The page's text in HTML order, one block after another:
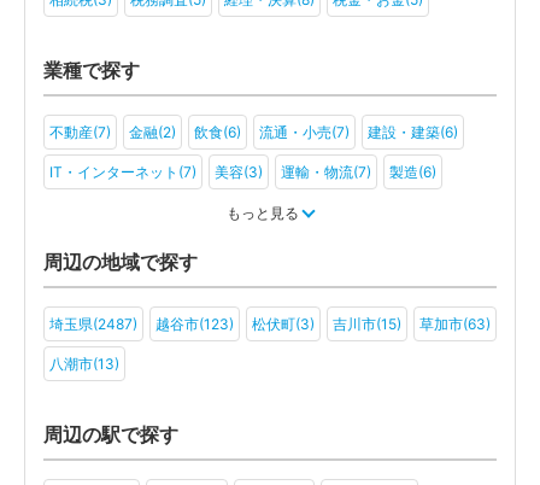
業種で探す
不動産(7) 金融(2) 飲食(6) 流通・小売(7) 建設・建築(6)
IT・インターネット(7) 美容(3) 運輸・物流(7) 製造(6)
旅行・ホテル(2)
アミューズメント・レジャー(2)
もっと見る
周辺の地域で探す
埼玉県(2487) 越谷市(123) 松伏町(3) 吉川市(15) 草加市(63)
八潮市(13)
周辺の駅で探す